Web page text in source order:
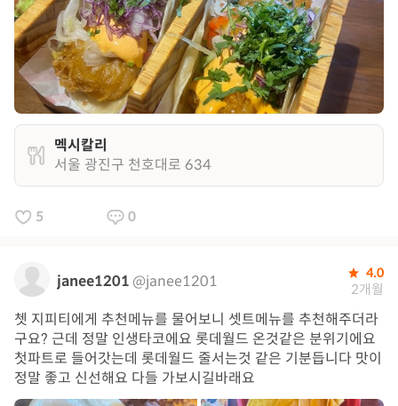
멕시칼리
서울 광진구 천호대로 634
5 0
janee1201 @janee1201 4.0
2개월
쳇 지피티에게 추천메뉴를 물어보니 셋트메뉴를 추천해주더라
구요? 근데 정말 인생타코에요 롯데월드 온것같은 분위기에요
첫파트로 들어갓는데 롯데월드 줄서는것 같은 기분듭니다 맛이
정말 좋고 신선해요 다들 가보시길바래요